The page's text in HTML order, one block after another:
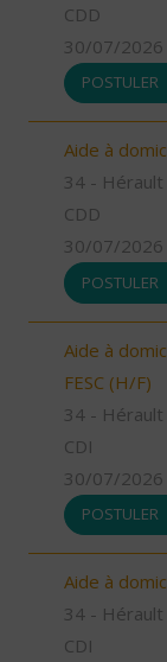
CDD
30/07/2026
POSTULER
Aide à
34 - Hérault
CDD
30/07/2026
POSTULER
Aide à
FESC (H/F)
34 - Hérault
CDI
30/07/2026
POSTULER
Aide à
34 - Hérault
CDI